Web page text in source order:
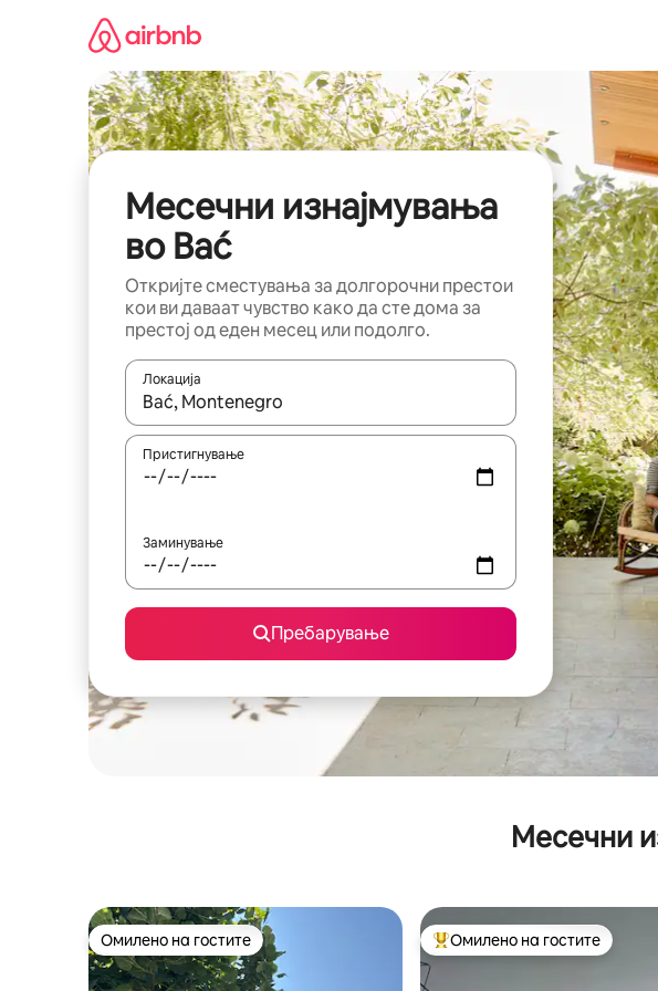
Месечни изнајмувања
во Bać
Откријте сместувања за долгорочни престои
кои ви даваат чувство како да сте дома за
престој од еден месец или подолго.
Локација
Кога резултатите се достапни, движете се со копчињата со
Пристигнување
Заминување
Пребарување
Месечни
Омилено на гостите
Омилено на гостите Меѓу најуспешните „Омилени
Омилено на гостите